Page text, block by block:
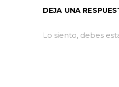
DEJA UNA
Lo siento, debes